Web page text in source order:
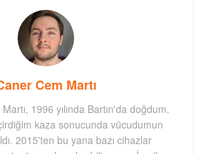
Cem Martı
1996 yılında Bartın'da doğdum.
kaza sonucunda vücudumun
2015'ten bu yana bazı cihazlar